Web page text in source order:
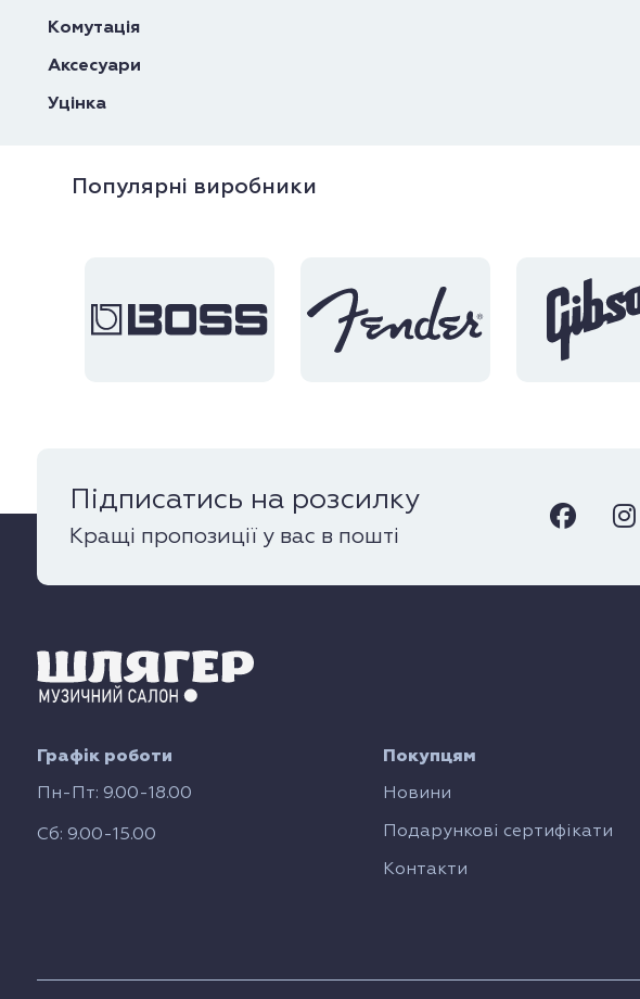
Комутація
Аксесуари
Уцінка
Популярні виробники
Підписатись на розсилку
Кращі пропозиції у вас в пошті
Графік роботи
Пн-Пт: 9.00-18.00
Сб: 9.00-15.00
Покупцям
Новини
Подарункові сертифікати
Контакти